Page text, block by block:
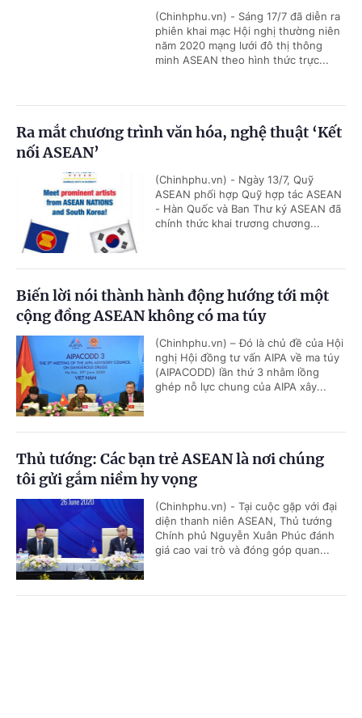
(Chinhphu.vn) - Sáng 17/7 đã diễn ra
phiên khai mạc Hội nghị thường niên
năm 2020 mạng lưới đô thị thông
minh ASEAN theo hình thức trực...
Ra mắt chương trình văn hóa, nghệ thuật ‘Kết
nối ASEAN’
(Chinhphu.vn) - Ngày 13/7, Quỹ
ASEAN phối hợp Quỹ hợp tác ASEAN
- Hàn Quốc và Ban Thư ký ASEAN đã
chính thức khai trương chương...
Biến lời nói thành hành động hướng tới một
cộng đồng ASEAN không có ma túy
(Chinhphu.vn) – Đó là chủ đề của Hội
nghị Hội đồng tư vấn AIPA về ma túy
(AIPACODD) lần thứ 3 nhằm lồng
ghép nỗ lực chung của AIPA xây...
Thủ tướng: Các bạn trẻ ASEAN là nơi chúng
tôi gửi gắm niềm hy vọng
(Chinhphu.vn) - Tại cuộc gặp với đại
diện thanh niên ASEAN, Thủ tướng
Chính phủ Nguyễn Xuân Phúc đánh
giá cao vai trò và đóng góp quan...